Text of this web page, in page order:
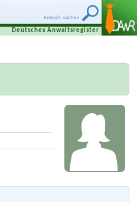
Anwalt suchen
Deutsches Anwaltsregister